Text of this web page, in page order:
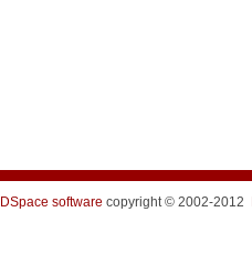
DSpace software copyright © 2002-2012